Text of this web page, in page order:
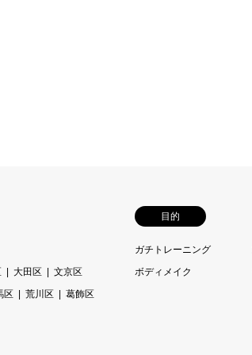
大田区
文京区
区 荒川区
葛飾区
目的
ガチトレーニング
ボディメイク